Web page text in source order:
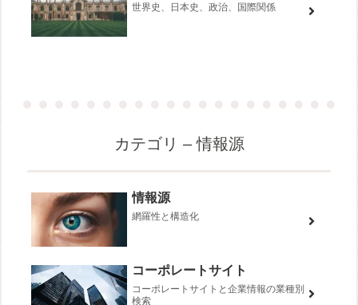
世界史、日本史、政治、国際関係
カテゴリ – 情報源
情報源
網羅性と構造化
コーポレートサイト
コーポレートサイトと企業情報の業種別
検索